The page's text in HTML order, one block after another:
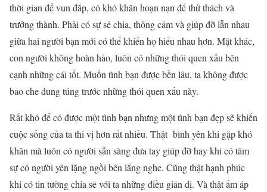
thời gian để vun đắp, có khó khăn hoạn nạn để thử thách và
trưởng thành. Phải có sự sẻ chia, thông cảm và giúp đỡ lẫn nhau
giữa hai người bạn mới có thể khiến họ hiểu nhau hơn. Mặt khác,
con người không hoàn hảo, luôn có những thói quen xấu bên
cạnh những cái tốt. Muốn tình bạn được bền lâu, ta không được
bao che dung túng trước những thói quen xấu này.
Rất khó để có được một tình bạn nhưng một tình bạn đẹp sẽ khiến
cuộc sống của ta thi vị hơn rất nhiều. Thật bình yên khi gặp khó
khăn mà luôn có người sẵn sàng đưa tay giúp đỡ hay khi có tâm
sự có người yên lặng ngồi bên lắng nghe. Cũng thật hạnh phúc
khi có tin tưởng chia sẻ với ta những điều giản dị. Và thật ấm áp